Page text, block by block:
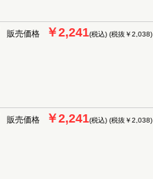
販売価格 ￥2,241(税込) (税抜￥2,038)
販売価格 ￥2,241(税込) (税抜￥2,038)